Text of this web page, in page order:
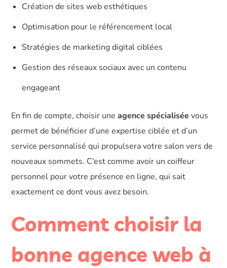
Création de sites web esthétiques
Optimisation pour le référencement local
Stratégies de marketing digital ciblées
Gestion des réseaux sociaux avec un contenu
engageant
En fin de compte, choisir uneagence spécialisée vous
permet de bénéficier d’une expertise ciblée et d’un
service personnalisé qui propulsera votre salon vers de
nouveaux sommets. C’est comme avoir un coiffeur
personnel pour votre présence en ligne, qui sait
exactement ce dont vous avez besoin.
Comment choisir la
bonne agence web à